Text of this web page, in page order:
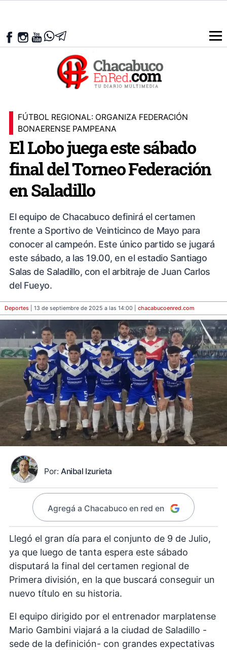
FÚTBOL REGIONAL: ORGANIZA FEDERACIÓN
BONAERENSE PAMPEANA
El Lobo juega este sábado
final del Torneo Federación
en Saladillo
El equipo de Chacabuco definirá el certamen
frente a Sportivo de Veinticinco de Mayo para
conocer al campeón. Este único partido se jugará
este sábado, a las 19.00, en el estadio Santiago
Salas de Saladillo, con el arbitraje de Juan Carlos
del Fueyo.
Deportes | 13 de septiembre de 2025 a las 14:00 | chacabucoenred.com
Por: Anibal Izurieta
Agregá a Chacabuco en red en
Llegó el gran día para el conjunto de 9 de Julio,
ya que luego de tanta espera este sábado
disputará la final del certamen regional de
Primera división, en la que buscará conseguir un
nuevo título en su historia.
El equipo dirigido por el entrenador marplatense
Mario Gambini viajará a la ciudad de Saladillo -
sede de la definición- con grandes expectativas